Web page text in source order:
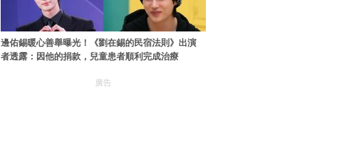
邊佑錫暖心善舉曝光！《劉在錫的民宿法則》出演
者透露：因他的捐款，兒童患者順利完成治療
廣告